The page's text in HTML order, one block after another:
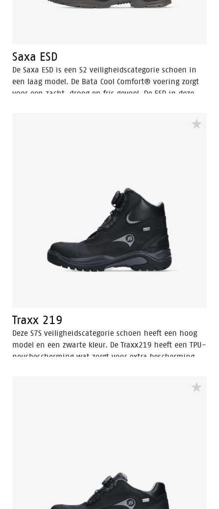
Saxa ESD
De Saxa ESD is een S2 veiligheidscategorie schoen in
een laag model. De Bata Cool Comfort® voering zorgt
voor een zacht, droog en fris gevoel. De ESD in deze
Traxx 219
Deze S7S veiligheidscategorie schoen heeft een hoog
model en een zwarte kleur. De Traxx219 heeft een TPU-
neusbescherming wat zorgt voor extra bescherming